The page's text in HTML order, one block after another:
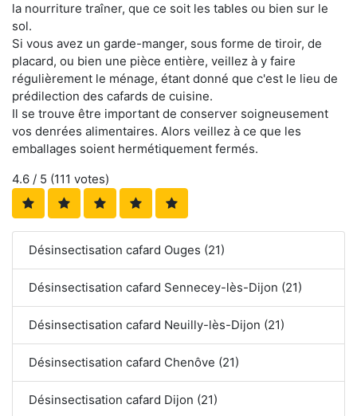
la nourriture traîner, que ce soit les tables ou bien sur le
sol.
Si vous avez un garde-manger, sous forme de tiroir, de
placard, ou bien une pièce entière, veillez à y faire
régulièrement le ménage, étant donné que c'est le lieu de
prédilection des cafards de cuisine.
Il se trouve être important de conserver soigneusement
vos denrées alimentaires. Alors veillez à ce que les
emballages soient hermétiquement fermés.
4.6 / 5 (111 votes)
Désinsectisation cafard Ouges (21)
Désinsectisation cafard Sennecey-lès-Dijon (21)
Désinsectisation cafard Neuilly-lès-Dijon (21)
Désinsectisation cafard Chenôve (21)
Désinsectisation cafard Dijon (21)